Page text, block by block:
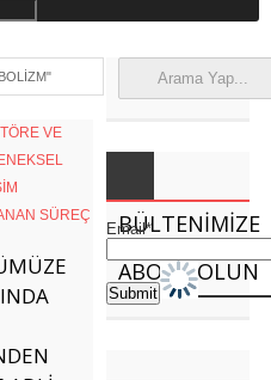
BÜLTENIMIZE
ABONE OLUN
Email*